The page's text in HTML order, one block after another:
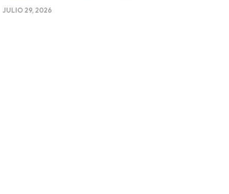
JULIO 29, 2026